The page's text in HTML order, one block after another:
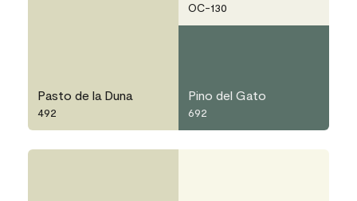
Pasto de la Duna
492
OC-130
Pino del Gato
692